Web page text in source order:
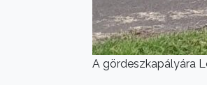
A gördeszkapályára